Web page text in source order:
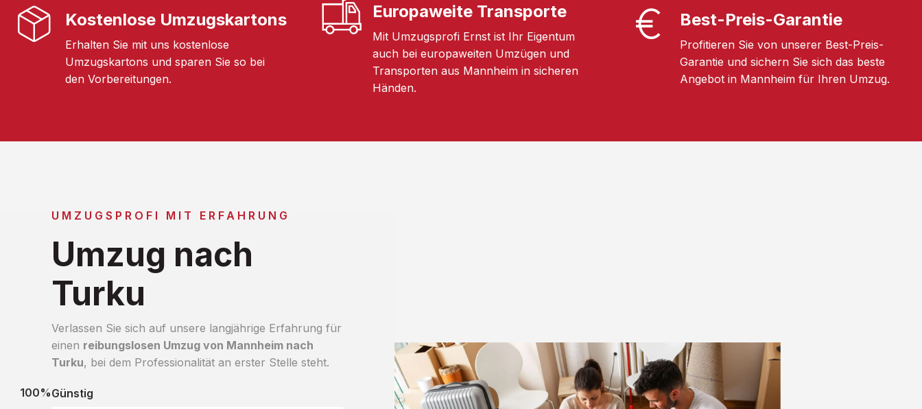
Kostenlose Umzugskartons
Erhalten Sie mit uns kostenlose
Umzugskartons und sparen Sie so bei
den Vorbereitungen.
Europaweite Transporte
Mit Umzugsprofi Ernst ist Ihr Eigentum
auch bei europaweiten Umzügen und
Transporten aus Mannheim in sicheren
Händen.
Best-Preis-Garantie
Profitieren Sie von unserer Best-Preis-
Garantie und sichern Sie sich das beste
Angebot in Mannheim für Ihren Umzug.
UMZUGSPROFI MIT ERFAHRUNG
Umzug nach
Turku
Verlassen Sie sich auf unsere langjährige Erfahrung für
einen reibungslosen Umzug von Mannheim nach
Turku, bei dem Professionalität an erster Stelle steht.
Günstig
100%